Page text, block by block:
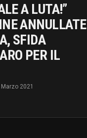
A LUTA!”
ANNULLATE
SFIDA
PER IL
Marzo 2021